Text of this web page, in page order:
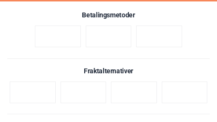
Betalingsmetoder
Fraktalternativer